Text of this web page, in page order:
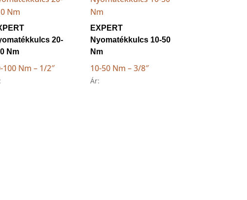
20-
Nm
100 Nm – 1/2″
EXPERT
Nyomatékkulcs 10-50
Nm
10-50 Nm – 3/8″
Ár: